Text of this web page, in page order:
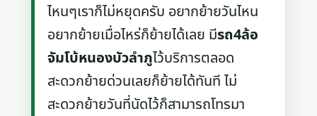
ไหนๆเราก็ไม่หยุดครับ อยากย้ายวันไหน
อยากย้ายเมื่อไหร่ก็ย้ายได้เลย มีรถ4ล้อ
จัมโบ้หนองบัวลำภูไว้บริการตลอด
สะดวกย้ายด่วนเลยก็ย้ายได้ทันที ไม่
สะดวกย้ายวันที่นัดไว้ก็สามารถโทรมา